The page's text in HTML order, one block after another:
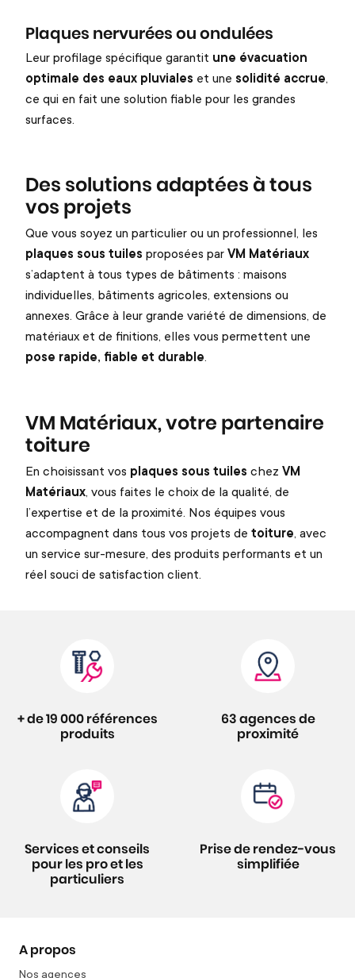
Plaques nervurées ou ondulées
Leur profilage spécifique garantit une évacuation
optimale des eaux pluviales et une solidité accrue,
ce qui en fait une solution fiable pour les grandes
surfaces.
Des solutions adaptées à tous
vos projets
Que vous soyez un particulier ou un professionnel, les
plaques sous tuiles proposées parVM Matériaux
s’adaptent à tous types de bâtiments : maisons
individuelles, bâtiments agricoles, extensions ou
annexes. Grâce à leur grande variété de dimensions, de
matériaux et de finitions, elles vous permettent une
pose rapide, fiable et durable.
VM Matériaux, votre partenaire
toiture
En choisissant vos plaques sous tuiles chez VM
Matériaux, vous faites le choix de la qualité, de
l’expertise et de la proximité. Nos équipes vous
accompagnent dans tous vos projets de toiture, avec
un service sur-mesure, des produits performants et un
réel souci de satisfaction client.
+ de 19 000 références
produits
63 agences de
proximité
Services et conseils
pour les pro et les
particuliers
Prise de rendez-vous
simplifiée
A propos
Nos agences